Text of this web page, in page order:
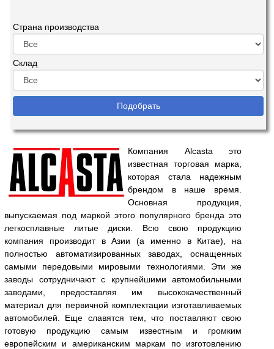
Страна производства
Склад
Компания Alcasta это
известная торговая марка,
которая стала надежным
брендом в наше время.
Основная продукция,
выпускаемая под маркой этого популярного бренда это
легкосплавные литые диски. Всю свою продукцию
компания производит в Азии (а именно в Китае), на
полностью автоматизированных заводах, оснащенных
самыми передовыми мировыми технологиями. Эти же
заводы сотрудничают с крупнейшими автомобильными
заводами, предоставляя им высококачественный
материал для первичной комплектации изготавливаемых
автомобилей. Еще славятся тем, что поставляют свою
готовую продукцию самым известным и громким
европейским и американским маркам по изготовлению